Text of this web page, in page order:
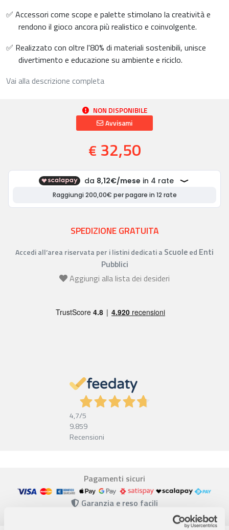
✅ Accessori come scope e palette stimolano la creatività e
rendono il gioco ancora più realistico e coinvolgente.
✅ Realizzato con oltre l'80% di materiali sostenibili, unisce
divertimento e educazione su ambiente e riciclo.
Vai alla descrizione completa
NON DISPONIBILE
Avvisami
€ 32,50
SPEDIZIONE GRATUITA
Accedi all’area riservata per i listini dedicati a Scuoleed Enti
Pubblici
Aggiungi alla lista dei desideri
4,7/5
9.859
Recensioni
Pagamenti sicuri
Garanzia e reso facili
Assistenza dal lunedì al venerdì